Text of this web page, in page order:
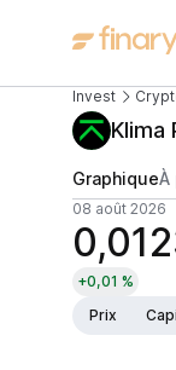
Invest
Klima
GraphiqueÀ
08 août 2026
+0,01 %
Prix